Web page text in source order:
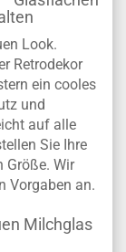
Look.
Retrodekor
ein cooles
und
auf alle
Sie Ihre
Größe. Wir
Vorgaben an.
Milchglas